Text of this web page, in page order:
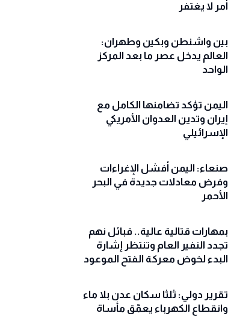
أمر لا يغتفر
بين واشنطن وبكين وطهران:
العالم يدخل عصر ما بعد المركز
الواحد
اليمن تؤكد تضامنها الكامل مع
إيران وتدين العدوان الأمريكي
الإسرائيلي
صنعاء: اليمن أفشل الإغراءات
وفرض معادلات جديدة في البحر
الأحمر
بمهارات قتالية عالية.. قبائل نهم
تجدد النفير العام وتنتظر إشارة
البدء لخوض معركة الفتح الموعود
تقرير دولي: ثلثا سكان عدن بلا ماء
وانقطاع الكهرباء يعمّق مأساة